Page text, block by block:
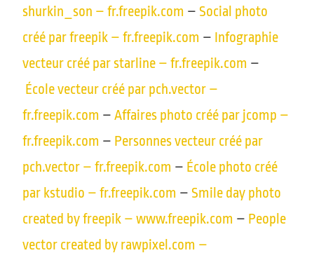
shurkin_son – fr.freepik.com – Social photo
créé par freepik – fr.freepik.com – Infographie
vecteur créé par starline – fr.freepik.com –
École vecteur créé par pch.vector –
fr.freepik.com –Affaires photo créé par jcomp –
fr.freepik.com – Personnes vecteur créé par
pch.vector – fr.freepik.com – École photo créé
par kstudio – fr.freepik.com – Smile day photo
created by freepik – www.freepik.com – People
vector created by rawpixel.com –